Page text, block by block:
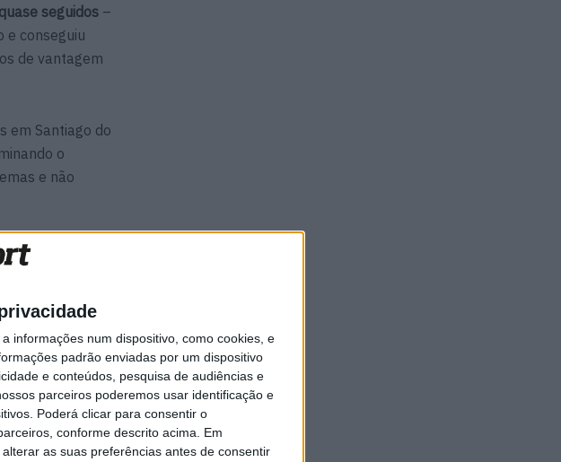
informações num dispositivo, como cookies, e
padrão enviadas por um dispositivo
e conteúdos, pesquisa de audiências e
parceiros poderemos usar identificação e
Poderá clicar para consentir o
conforme descrito acima. Em
as suas preferências antes de consentir
seguidos –
e conseguiu
de vantagem
em Santiago do
o
e não
os
entre os dias